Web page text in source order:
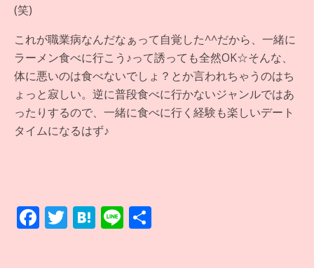
(笑)
これが職業病なんだなぁって自覚した^^だから、一緒に
ラーメン食べに行こう♪って誘っても全然OK☆そんな、
体に悪いのは食べないでしょ？とか言われちゃうのはち
ょっと寂しい。逆に普段食べに行かないジャンルではあ
ったりするので、一緒に食べに行く経験も楽しいデート
タイムになるはず♪
F T H Li